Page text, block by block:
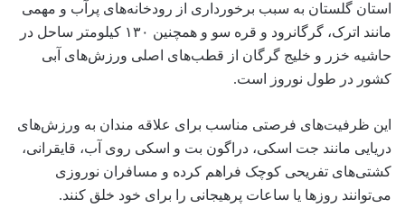
استان گلستان به سبب برخورداری از رودخانه‌های پرآب و مهمی
مانند اترک، گرگانرود و قره سو و همچنین ۱۳۰ کیلومتر ساحل در
حاشیه خزر و خلیج گرگان از قطب‌های اصلی ورزش‌های آبی
کشور در طول نوروز است.
این ظرفیت‌های فرصتی مناسب برای علاقه مندان به ورزش‌های
دریایی مانند جت اسکی، دراگون بت و اسکی روی آب، قایقرانی،
کشتی‌های تفریحی کوچک فراهم کرده و مسافران نوروزی
می‌توانند روزها یا ساعات پرهیجانی را برای خود خلق کنند.